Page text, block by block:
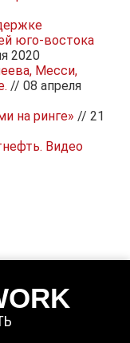
юго-востока
2020
Месси,
// 08 апреля
на ринге» // 21
Видео